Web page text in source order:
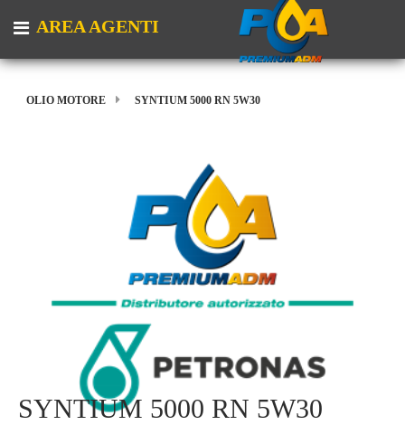
Open menu
AREA AGENTI
OLIO MOTORE SYNTIUM 5000 RN 5W30
SYNTIUM 5000 RN 5W30